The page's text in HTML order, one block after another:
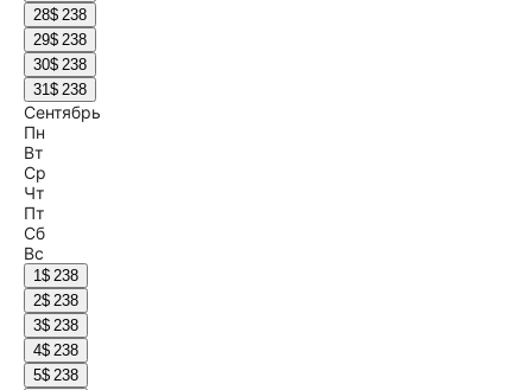
28$ 238
29$ 238
30$ 238
31$ 238
Сентябрь
Пн
Вт
Ср
Чт
Пт
Сб
Вс
1$ 238
2$ 238
3$ 238
4$ 238
5$ 238